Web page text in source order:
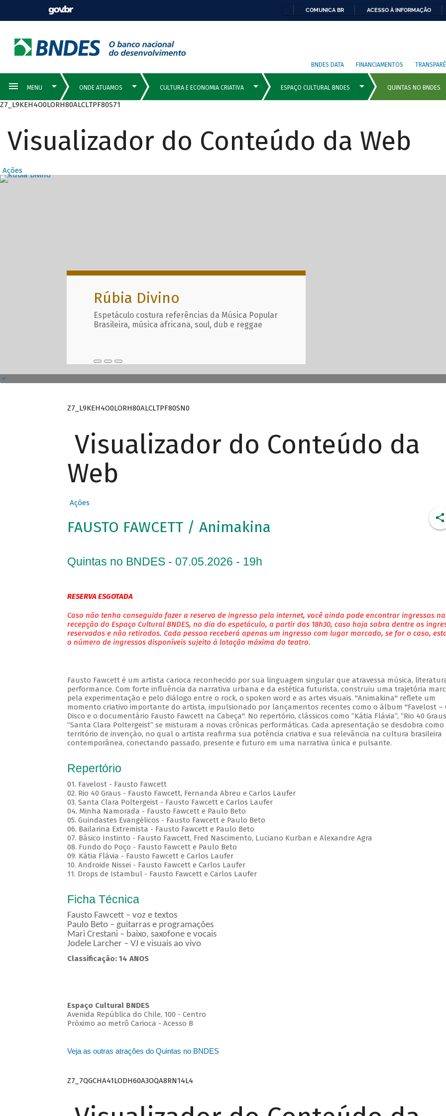
COMUNICA BR ACESSO À INFORMAÇÃO
BNDES DATA FINANCIAMENTOS
Z7_L9KEH4O0LORH80ALCLTPF80S71
Visualizador do Conteúdo da Web
Ações
Destaques Principais com
Rúbia Divino
Espetáculo costura referências da Música Popular
Brasileira, música africana, soul, dub e reggae
Z7_L9KEH4O0LORH80ALCLTPF80SN0
Visualizador do Conteúdo da
Web
Ações
FAUSTO FAWCETT / Animakina
Quintas no BNDES - 07.05.2026 - 19h
RESERVA ESGOTADA
Caso não tenha conseguido fazer a reserva de ingresso pela internet, você ainda pode encontrar ingressos na
recepção do Espaço Cultural BNDES, no dia do espetáculo, a partir das 18h30, caso haja sobra dentre os
reservados e não retirados. Cada pessoa receberá apenas um ingresso com lugar marcado, se for o caso,
o número de ingressos disponíveis sujeito à lotação máxima do teatro.
Fausto Fawcett é um artista carioca reconhecido por sua linguagem singular que atravessa música,
performance. Com forte influência da narrativa urbana e da estética futurista, construiu uma trajetória
pela experimentação e pelo diálogo entre o rock, o spoken word e as artes visuais. "Animakina" reflete um
momento criativo importante do artista, impulsionado por lançamentos recentes como o álbum "Favelost –
Disco e o documentário Fausto Fawcett na Cabeça". No repertório, clássicos como “Kátia Flávia”, “Rio 40
“Santa Clara Poltergeist” se misturam a novas crônicas performáticas. Cada apresentação se desdobra como
território de invenção, no qual o artista reafirma sua potência criativa e sua relevância na cultura brasileira
contemporânea, conectando passado, presente e futuro em uma narrativa única e pulsante.
Repertório
01. Favelost - Fausto Fawcett
02. Rio 40 Graus - Fausto Fawcett, Fernanda Abreu e Carlos Laufer
03. Santa Clara Poltergeist - Fausto Fawcett e Carlos Laufer
04. Minha Namorada - Fausto Fawcett e Paulo Beto
05. Guindastes Evangélicos - Fausto Fawcett e Paulo Beto
06. Bailarina Extremista - Fausto Fawcett e Paulo Beto
07. Básico Instinto - Fausto Fawcett, Fred Nascimento, Luciano Kurban e Alexandre Agra
08. Fundo do Poço - Fausto Fawcett e Paulo Beto
09. Kátia Flávia - Fausto Fawcett e Carlos Laufer
10. Androide Nissei - Fausto Fawcett e Carlos Laufer
11. Drops de Istambul - Fausto Fawcett e Carlos Laufer
Ficha Técnica
Fausto Fawcett – voz e textos
Paulo Beto – guitarras e programações
Mari Crestani – baixo, saxofone e vocais
Jodele Larcher – VJ e visuais ao vivo
Classificação: 14 ANOS
Espaço Cultural BNDES
Avenida República do Chile, 100 - Centro
Próximo ao metrô Carioca - Acesso B
Veja as outras atrações do Quintas no BNDES
Z7_7QGCHA41LODH60A3OQA8RN14L4